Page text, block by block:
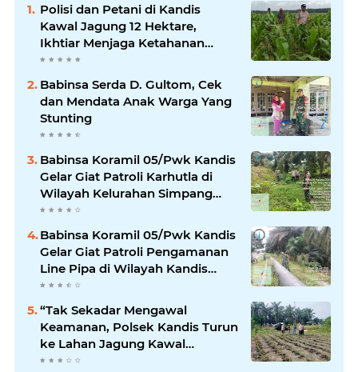
Polisi dan Petani di Kandis
Kawal Jagung 12 Hektare,
Ikhtiar Menjaga Ketahanan
Pangan
Babinsa Serda D. Gultom, Cek
dan Mendata Anak Warga Yang
Stunting
Babinsa Koramil 05/Pwk Kandis
Gelar Giat Patroli Karhutla di
Wilayah Kelurahan Simpang
Belutu
Babinsa Koramil 05/Pwk Kandis
Gelar Giat Patroli Pengamanan
Line Pipa di Wilayah Kandis
Kandis
“Tak Sekadar Mengawal
Keamanan, Polsek Kandis Turun
ke Lahan Jagung Kawal
Ketahanan Pangan